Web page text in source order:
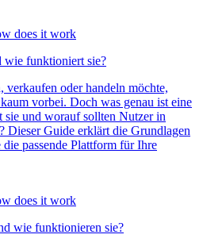
wie funktioniert sie?
oder handeln möchte,
vorbei. Doch was genau ist eine
und worauf sollten Nutzer in
Dieser Guide erklärt die Grundlagen
passende Plattform für Ihre
wie funktionieren sie?